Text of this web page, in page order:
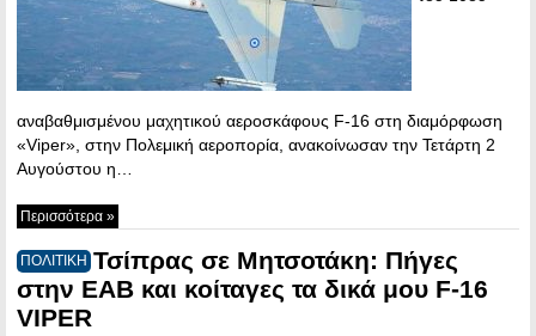
αναβαθμισμένου μαχητικού αεροσκάφους F-16 στη διαμόρφωση
«Viper», στην Πολεμική αεροπορία, ανακοίνωσαν την Τετάρτη 2
Αυγούστου η…
Περισσότερα »
ΠΟΛΙΤΙΚΗ Τσίπρας σε Μητσοτάκη: Πήγες
στην ΕΑΒ και κοίταγες τα δικά μου F-16
VIPER